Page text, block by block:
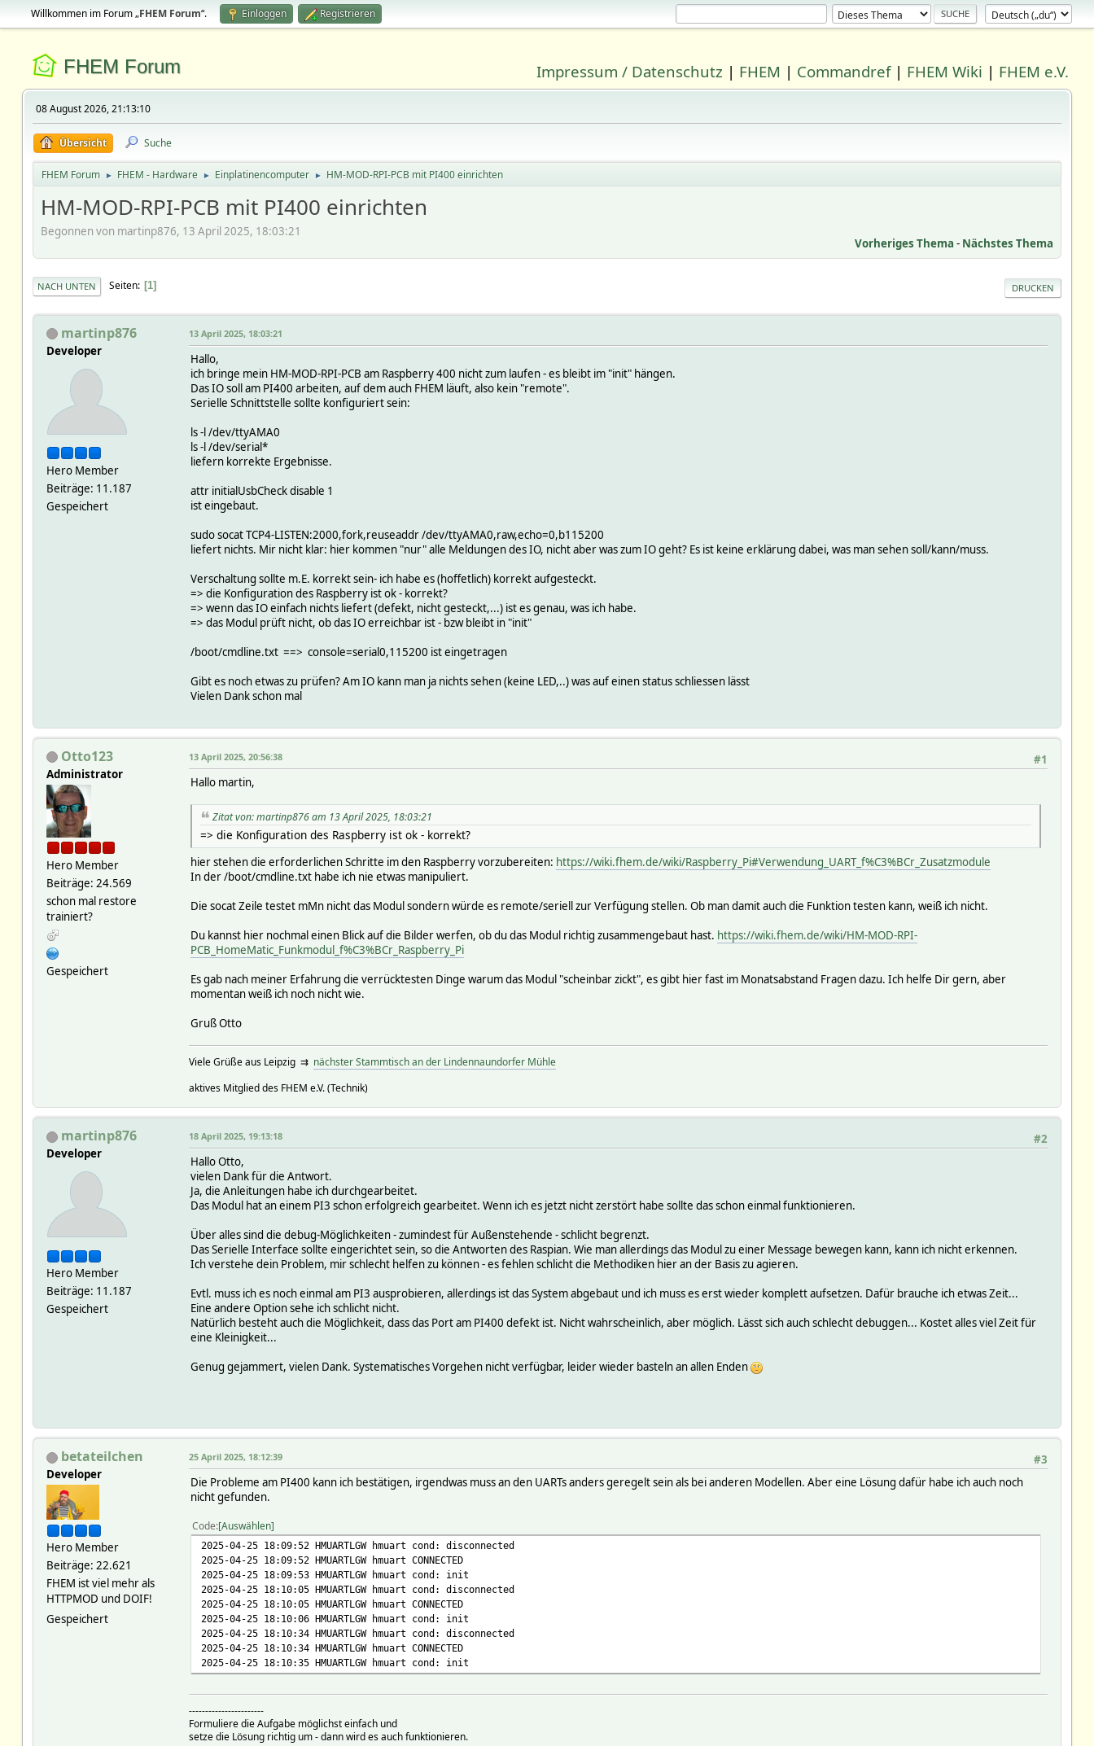
Willkommen im Forum „FHEM Forum“. Einloggen Registrieren
FHEM Forum Impressum / Datenschutz | FHEM | Commandref| FHEM Wiki | FHEM e.V.
08 August 2026, 21:13:10
Übersicht Suche
FHEM Forum ► FHEM - Hardware ► Einplatinencomputer ► HM-MOD-RPI-PCB mit PI400 einrichten
HM-MOD-RPI-PCB mit PI400 einrichten
Begonnen von martinp876, 13 April 2025, 18:03:21
Vorheriges Thema - Nächstes Thema
DRUCKEN
NACH UNTEN Seiten 1
martinp876
Developer
Hero Member
Beiträge: 11.187
Gespeichert
13 April 2025, 18:03:21
Hallo,
ich bringe mein HM-MOD-RPI-PCB am Raspberry 400 nicht zum laufen - es bleibt im "init" hängen.
Das IO soll am PI400 arbeiten, auf dem auch FHEM läuft, also kein "remote".
Serielle Schnittstelle sollte konfiguriert sein:
ls -l /dev/ttyAMA0
ls -l /dev/serial*
liefern korrekte Ergebnisse.
attr initialUsbCheck disable 1
ist eingebaut.
sudo socat TCP4-LISTEN:2000,fork,reuseaddr /dev/ttyAMA0,raw,echo=0,b115200
liefert nichts. Mir nicht klar: hier kommen "nur" alle Meldungen des IO, nicht aber was zum IO geht? Es ist keine erklärung dabei, was man sehen soll/kann/muss.
Verschaltung sollte m.E. korrekt sein- ich habe es (hoffetlich) korrekt aufgesteckt.
=> die Konfiguration des Raspberry ist ok - korrekt?
=> wenn das IO einfach nichts liefert (defekt, nicht gesteckt,...) ist es genau, was ich habe.
=> das Modul prüft nicht, ob das IO erreichbar ist - bzw bleibt in "init"
/boot/cmdline.txt ==> console=serial0,115200 ist eingetragen
Gibt es noch etwas zu prüfen? Am IO kann man ja nichts sehen (keine LED,..) was auf einen status schliessen lässt
Vielen Dank schon mal
Otto123
Administrator
Hero Member
Beiträge: 24.569
schon mal restore
trainiert?
Gespeichert
#1
13 April 2025, 20:56:38
Hallo martin,
Zitat von: martinp876 am 13 April 2025, 18:03:21
=> die Konfiguration des Raspberry ist ok - korrekt?
hier stehen die erforderlichen Schritte im den Raspberry vorzubereiten: https://wiki.fhem.de/wiki/Raspberry_Pi#Verwendung_UART_f%C3%BCr_Zusatzmodule
In der /boot/cmdline.txt habe ich nie etwas manipuliert.
Die socat Zeile testet mMn nicht das Modul sondern würde es remote/seriell zur Verfügung stellen. Ob man damit auch die Funktion testen kann, weiß ich nicht.
Du kannst hier nochmal einen Blick auf die Bilder werfen, ob du das Modul richtig zusammengebaut hast. https://wiki.fhem.de/wiki/HM-MOD-RPI-
PCB_HomeMatic_Funkmodul_f%C3%BCr_Raspberry_Pi
Es gab nach meiner Erfahrung die verrücktesten Dinge warum das Modul "scheinbar zickt", es gibt hier fast im Monatsabstand Fragen dazu. Ich helfe Dir gern, aber
momentan weiß ich noch nicht wie.
Gruß Otto
Viele Grüße aus Leipzig ⇉ nächster Stammtisch an der Lindennaundorfer Mühle
aktives Mitglied des FHEM e.V. (Technik)
martinp876
Developer
Hero Member
Beiträge: 11.187
Gespeichert
#2
18 April 2025, 19:13:18
Hallo Otto,
vielen Dank für die Antwort.
Ja, die Anleitungen habe ich durchgearbeitet.
Das Modul hat an einem PI3 schon erfolgreich gearbeitet. Wenn ich es jetzt nicht zerstört habe sollte das schon einmal funktionieren.
Über alles sind die debug-Möglichkeiten - zumindest für Außenstehende - schlicht begrenzt.
Das Serielle Interface sollte eingerichtet sein, so die Antworten des Raspian. Wie man allerdings das Modul zu einer Message bewegen kann, kann ich nicht erkennen.
Ich verstehe dein Problem, mir schlecht helfen zu können - es fehlen schlicht die Methodiken hier an der Basis zu agieren.
Evtl. muss ich es noch einmal am PI3 ausprobieren, allerdings ist das System abgebaut und ich muss es erst wieder komplett aufsetzen. Dafür brauche ich etwas Zeit...
Eine andere Option sehe ich schlicht nicht.
Natürlich besteht auch die Möglichkeit, dass das Port am PI400 defekt ist. Nicht wahrscheinlich, aber möglich. Lässt sich auch schlecht debuggen... Kostet alles viel Zeit für
eine Kleinigkeit...
Genug gejammert, vielen Dank. Systematisches Vorgehen nicht verfügbar, leider wieder basteln an allen Enden
betateilchen
Developer
Hero Member
Beiträge: 22.621
FHEM ist viel mehr als
HTTPMOD und DOIF!
Gespeichert
#3
25 April 2025, 18:12:39
Die Probleme am PI400 kann ich bestätigen, irgendwas muss an den UARTs anders geregelt sein als bei anderen Modellen. Aber eine Lösung dafür habe ich auch noch
nicht gefunden.
Code Auswählen
2025-04-25 18:09:52 HMUARTLGW hmuart cond: disconnected
2025-04-25 18:09:52 HMUARTLGW hmuart CONNECTED
2025-04-25 18:09:53 HMUARTLGW hmuart cond: init
2025-04-25 18:10:05 HMUARTLGW hmuart cond: disconnected
2025-04-25 18:10:05 HMUARTLGW hmuart CONNECTED
2025-04-25 18:10:06 HMUARTLGW hmuart cond: init
2025-04-25 18:10:34 HMUARTLGW hmuart cond: disconnected
2025-04-25 18:10:34 HMUARTLGW hmuart CONNECTED
2025-04-25 18:10:35 HMUARTLGW hmuart cond: init
-----------------------
Formuliere die Aufgabe möglichst einfach und
setze die Lösung richtig um - dann wird es auch funktionieren.